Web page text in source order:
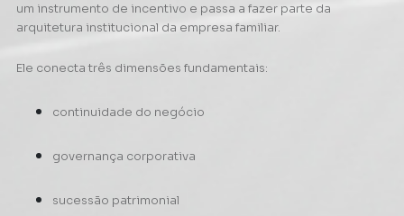
um instrumento de incentivo e passa a fazer parte da
arquitetura institucional da empresa familiar.
Ele conecta três dimensões fundamentais:
continuidade do negócio
governança corporativa
sucessão patrimonial